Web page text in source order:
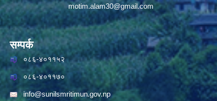
motim.alam30@gmail.com
सम्पर्क
०८६-४०११५२
०८६-४०११७०
info@sunilsmritimun.gov.np